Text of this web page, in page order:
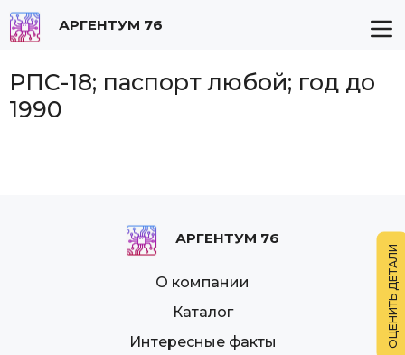
АРГЕНТУМ 76
РПС-18; паспорт любой; год до
1990
АРГЕНТУМ 76
О компании
Каталог
Интересные факты